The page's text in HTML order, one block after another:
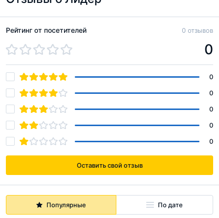
Оставить свой отзыв
Популярные По дате
Рейтинг от посетителей 0 отзывов
0
0
0
0
0
0